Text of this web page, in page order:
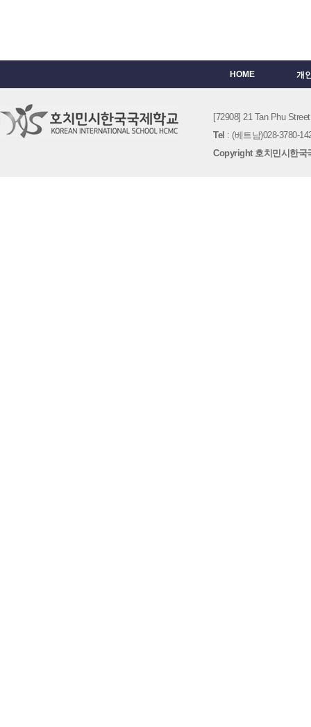
HOME 개
[72908] 21 Tan Phu
Tel : (베트남)028-3780-
Copyright 호치민시한국